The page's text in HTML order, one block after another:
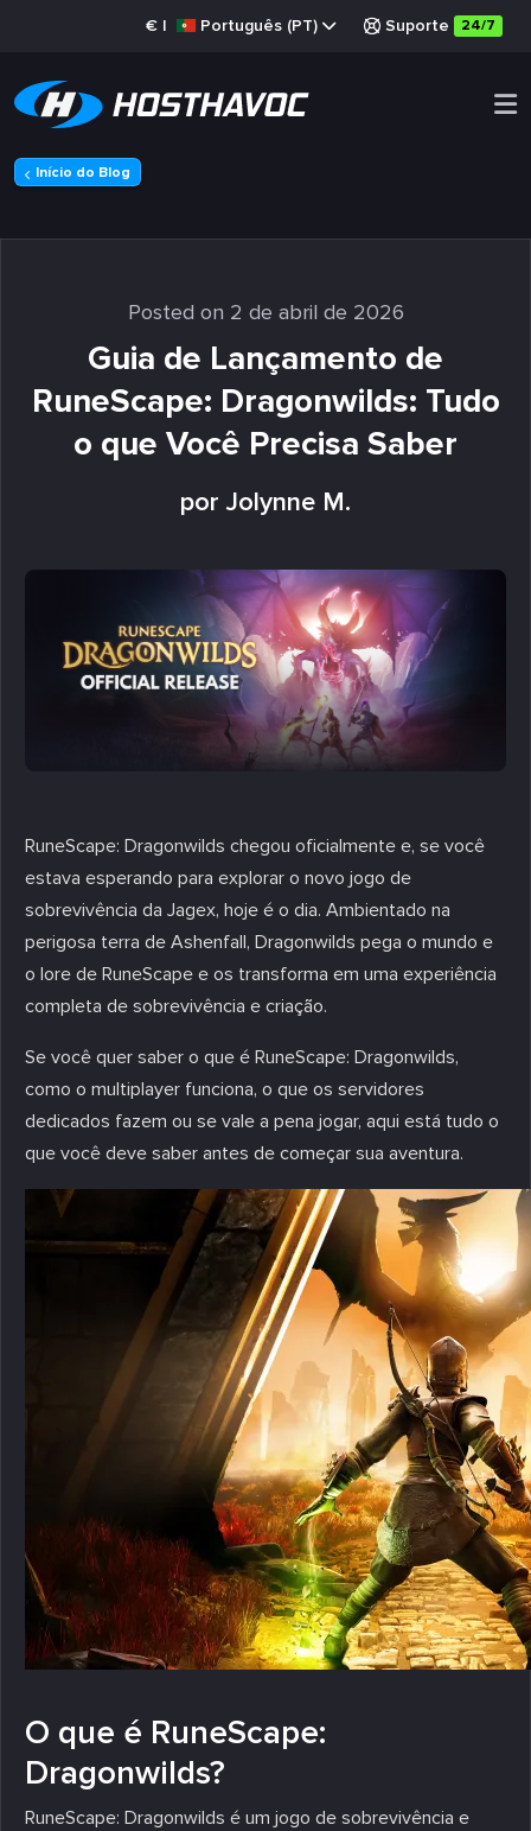
€ | Português (PT) Suporte 24/7
Início do Blog
Posted on 2 de abril de 2026
Guia de Lançamento de
RuneScape: Dragonwilds: Tudo
o que Você Precisa Saber
por Jolynne M.
RuneScape: Dragonwilds chegou oficialmente e, se você
estava esperando para explorar o novo jogo de
sobrevivência da Jagex, hoje é o dia. Ambientado na
perigosa terra de Ashenfall, Dragonwilds pega o mundo e
o lore de RuneScape e os transforma em uma experiência
completa de sobrevivência e criação.
Se você quer saber o que é RuneScape: Dragonwilds,
como o multiplayer funciona, o que os servidores
dedicados fazem ou se vale a pena jogar, aqui está tudo o
que você deve saber antes de começar sua aventura.
O que é RuneScape:
Dragonwilds?
RuneScape: Dragonwilds é um jogo de sobrevivência e